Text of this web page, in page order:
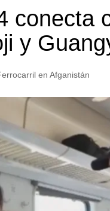
conecta
y
en Afganistán